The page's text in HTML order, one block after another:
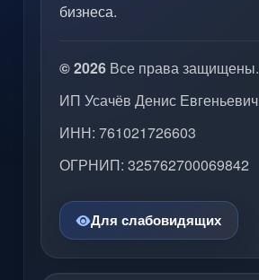
бизнеса.
© 2026 Все права защищены.
ИП Усачёв Денис Евгеньевич
ИНН: 761021726603
ОГРНИП: 325762700069842
Для слабовидящих